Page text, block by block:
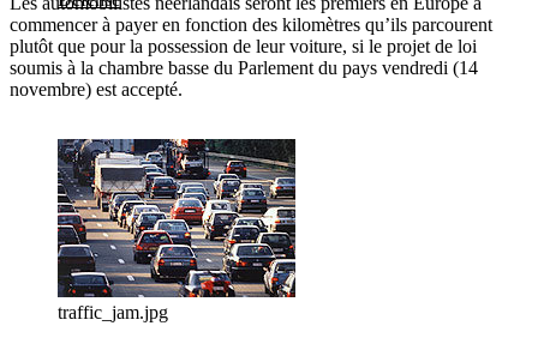
commencer à payer en fonction des kilomètres qu’ils parcourent
plutôt que pour la possession de leur voiture, si le projet de loi
soumis à la chambre basse du Parlement du pays vendredi (14
novembre) est accepté.
traffic_jam.jpg